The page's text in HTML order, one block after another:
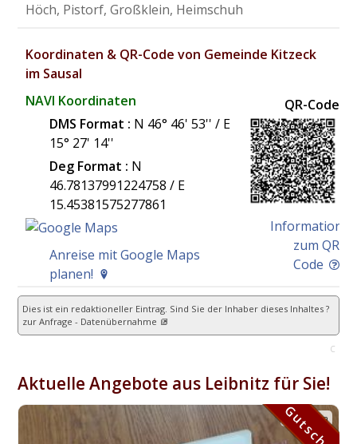
Höch, Pistorf, Großklein, Heimschuh
Koordinaten & QR-Code von Gemeinde Kitzeck
im Sausal
NAVI Koordinaten
DMS Format : N 46° 46' 53'' / E
15° 27' 14''
Deg Format : N
46.78137991224758 / E
15.45381575277861
Anreise mit Google Maps
planen!
QR-Code
Information
zum QR
Code
Dies ist ein redaktioneller Eintrag. Sind Sie der Inhaber dieses Inhaltes ?
zur Anfrage - Datenübernahme
C
Aktuelle Angebote aus Leibnitz für Sie!
Gutschein